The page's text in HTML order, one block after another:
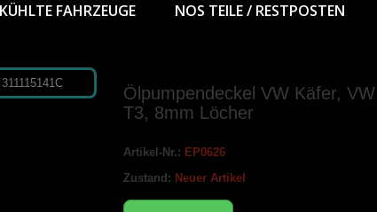
FAHRZEUGE NOS TEILE / RESTPOSTEN
Ölpumpendeckel VW Käfer,
T3, 8mm Löcher
Artikel-Nr.: EP0626
Zustand: Neuer Artikel